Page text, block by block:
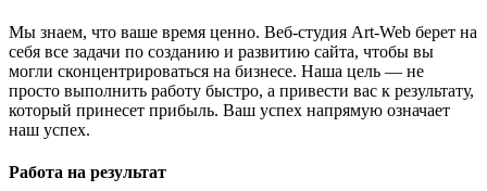
Мы знаем, что ваше время ценно. Веб-студия Art-Web берет на
себя все задачи по созданию и развитию сайта, чтобы вы
могли сконцентрироваться на бизнесе. Наша цель — не
просто выполнить работу быстро, а привести вас к результату,
который принесет прибыль. Ваш успех напрямую означает
наш успех.
Работа на результат